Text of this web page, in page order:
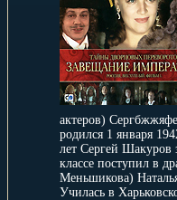
актеров)
родился 1 января
лет Сергей Шакуров
классе поступил в
Меньшикова)
Училась в